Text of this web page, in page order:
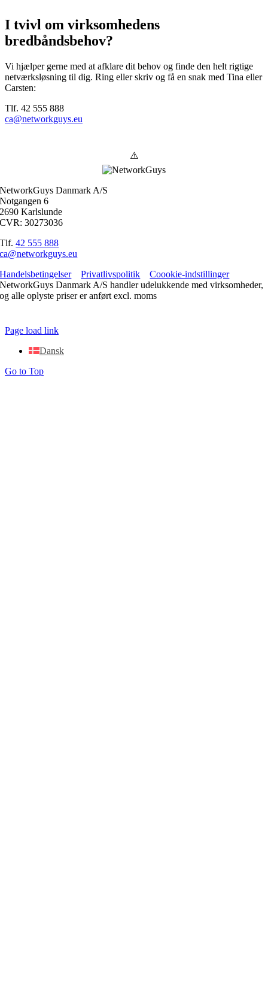
I tvivl om virksomhedens
bredbåndsbehov?
Vi hjælper gerne med at afklare dit behov og finde den helt rigtige
netværksløsning til dig. Ring eller skriv og få en snak med Tina eller
Carsten:
Tlf. 42 555 888
ca@networkguys.eu
NetworkGuys Danmark A/S
Notgangen 6
2690 Karlslunde
CVR: 30273036
Tlf.42 555 888
ca@networkguys.eu
Handelsbetingelser
Privatlivspolitik
Coookie-indstillinger
NetworkGuys Danmark A/S handler udelukkende med virksomheder,
og alle oplyste priser er anført excl. moms
Page load link
Dansk
Go to Top